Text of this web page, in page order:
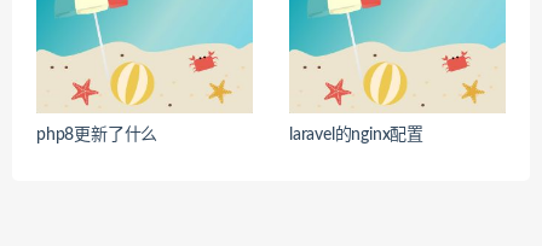
php8更新了什么 laravel的nginx配置